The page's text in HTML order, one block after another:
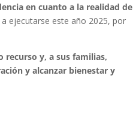
en cuanto a la realidad de
ejecutarse este año 2025, por
recurso y, a sus familias,
y alcanzar bienestar y